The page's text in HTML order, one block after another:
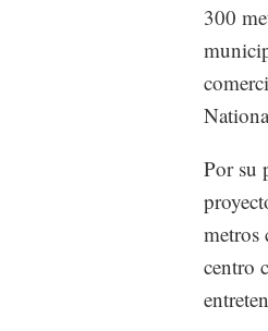
300
Por su
metros
centro